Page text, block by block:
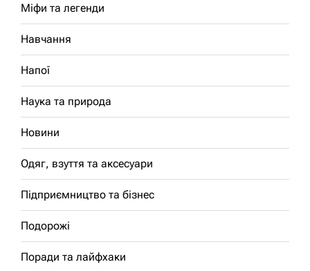
Міфи та легенди
Навчання
Напої
Наука та природа
Новини
Одяг, взуття та аксесуари
Підприємництво та бізнес
Подорожі
Поради та лайфхаки